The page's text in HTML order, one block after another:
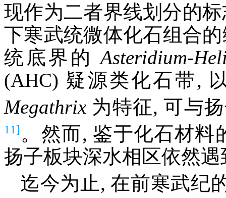
现作为二者界线划分的标
下寒武统微体化石组合
统底界的Asteridium-
(AHC) 疑源类化石带,
Megathrix 为特征, 可与
11] 。然而, 鉴于化石材料
扬子板块深水相区依然
迄今为止, 在前寒武纪